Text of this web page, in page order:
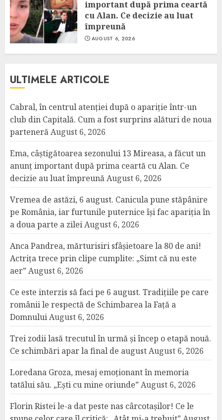
important după prima ceartă
cu Alan. Ce decizie au luat
împreună
AUGUST 6, 2026
ULTIMELE ARTICOLE
Cabral, în centrul atenției după o apariție într-un
club din Capitală. Cum a fost surprins alături de noua
partenerăAugust 6, 2026
Ema, câștigătoarea sezonului 13 Mireasa, a făcut un
anunț important după prima ceartă cu Alan. Ce
decizie au luat împreunăAugust 6, 2026
Vremea de astăzi, 6 august. Canicula pune stăpânire
pe România, iar furtunile puternice își fac apariția în
a doua parte a zileiAugust 6, 2026
Anca Pandrea, mărturisiri sfâșietoare la 80 de ani!
Actrița trece prin clipe cumplite: „Simt că nu este
aer” August 6, 2026
Ce este interzis să faci pe 6 august. Tradițiile pe care
românii le respectă de Schimbarea la Față a
DomnuluiAugust 6, 2026
Trei zodii lasă trecutul în urmă și încep o etapă nouă.
Ce schimbări apar la final de augustAugust 6, 2026
Loredana Groza, mesaj emoționant în memoria
tatălui său. „Ești cu mine oriunde” August 6, 2026
Florin Ristei le-a dat peste nas cârcotașilor! Ce le